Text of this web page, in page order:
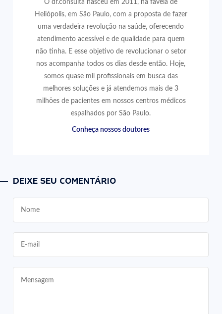
O dr.consulta nasceu em 2011, na favela de
Heliópolis, em São Paulo, com a proposta de fazer
uma verdadeira revolução na saúde, oferecendo
atendimento acessível e de qualidade para quem
não tinha. E esse objetivo de revolucionar o setor
nos acompanha todos os dias desde então. Hoje,
somos quase mil profissionais em busca das
melhores soluções e já atendemos mais de 3
milhões de pacientes em nossos centros médicos
espalhados por São Paulo.
Conheça nossos doutores
DEIXE SEU COMENTÁRIO